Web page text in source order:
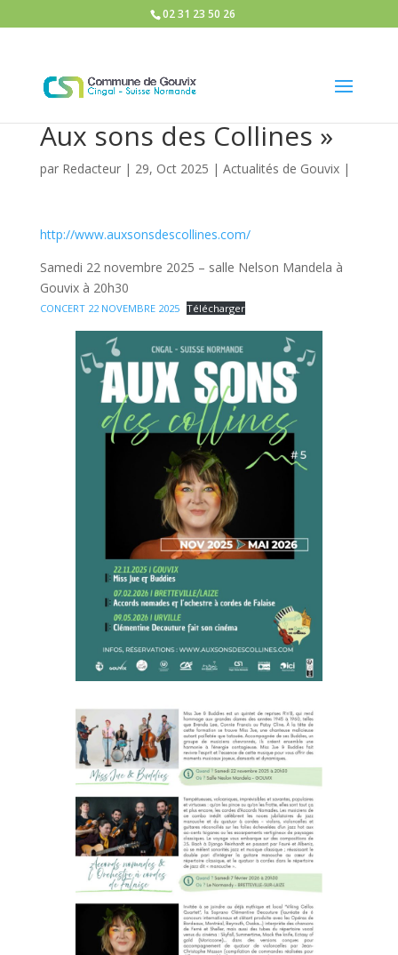
02 31 23 50 26
Aux sons des Collines »
par Redacteur| 29, Oct 2025 | Actualités de Gouvix|
http://www.auxsonsdescollines.com/
Samedi 22 novembre 2025 – salle Nelson Mandela à
Gouvix à 20h30
CONCERT 22 NOVEMBRE 2025 Télécharger